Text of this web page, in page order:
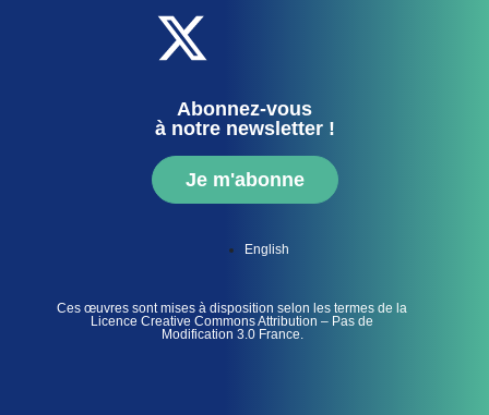
Abonnez-vous
à notre newsletter !
Je m'abonne
English
Ces œuvres sont mises à disposition selon les termes de la
Licence Creative Commons Attribution – Pas de
Modification 3.0 France.